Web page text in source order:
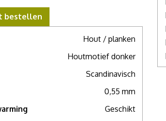
of meer advies nodig hebt, maak dan
bestellen
Hout / planken
Houtmotief donker
Scandinavisch
0,55 mm
Geschikt